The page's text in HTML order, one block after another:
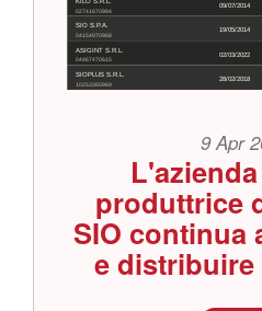
9 Apr
produttrice
SIO continua
e